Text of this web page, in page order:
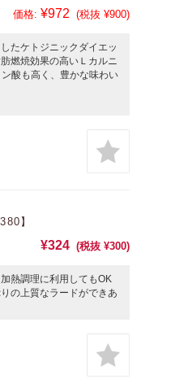
価格: ¥972 (税抜 ¥900)
たケトジニックダイエッ
燃焼効果の高いＬカルニ
酸も高く、豊かな味わい
】
¥324 (税抜 ¥300)
熱調理に利用してもOK
の上質なラードができあ